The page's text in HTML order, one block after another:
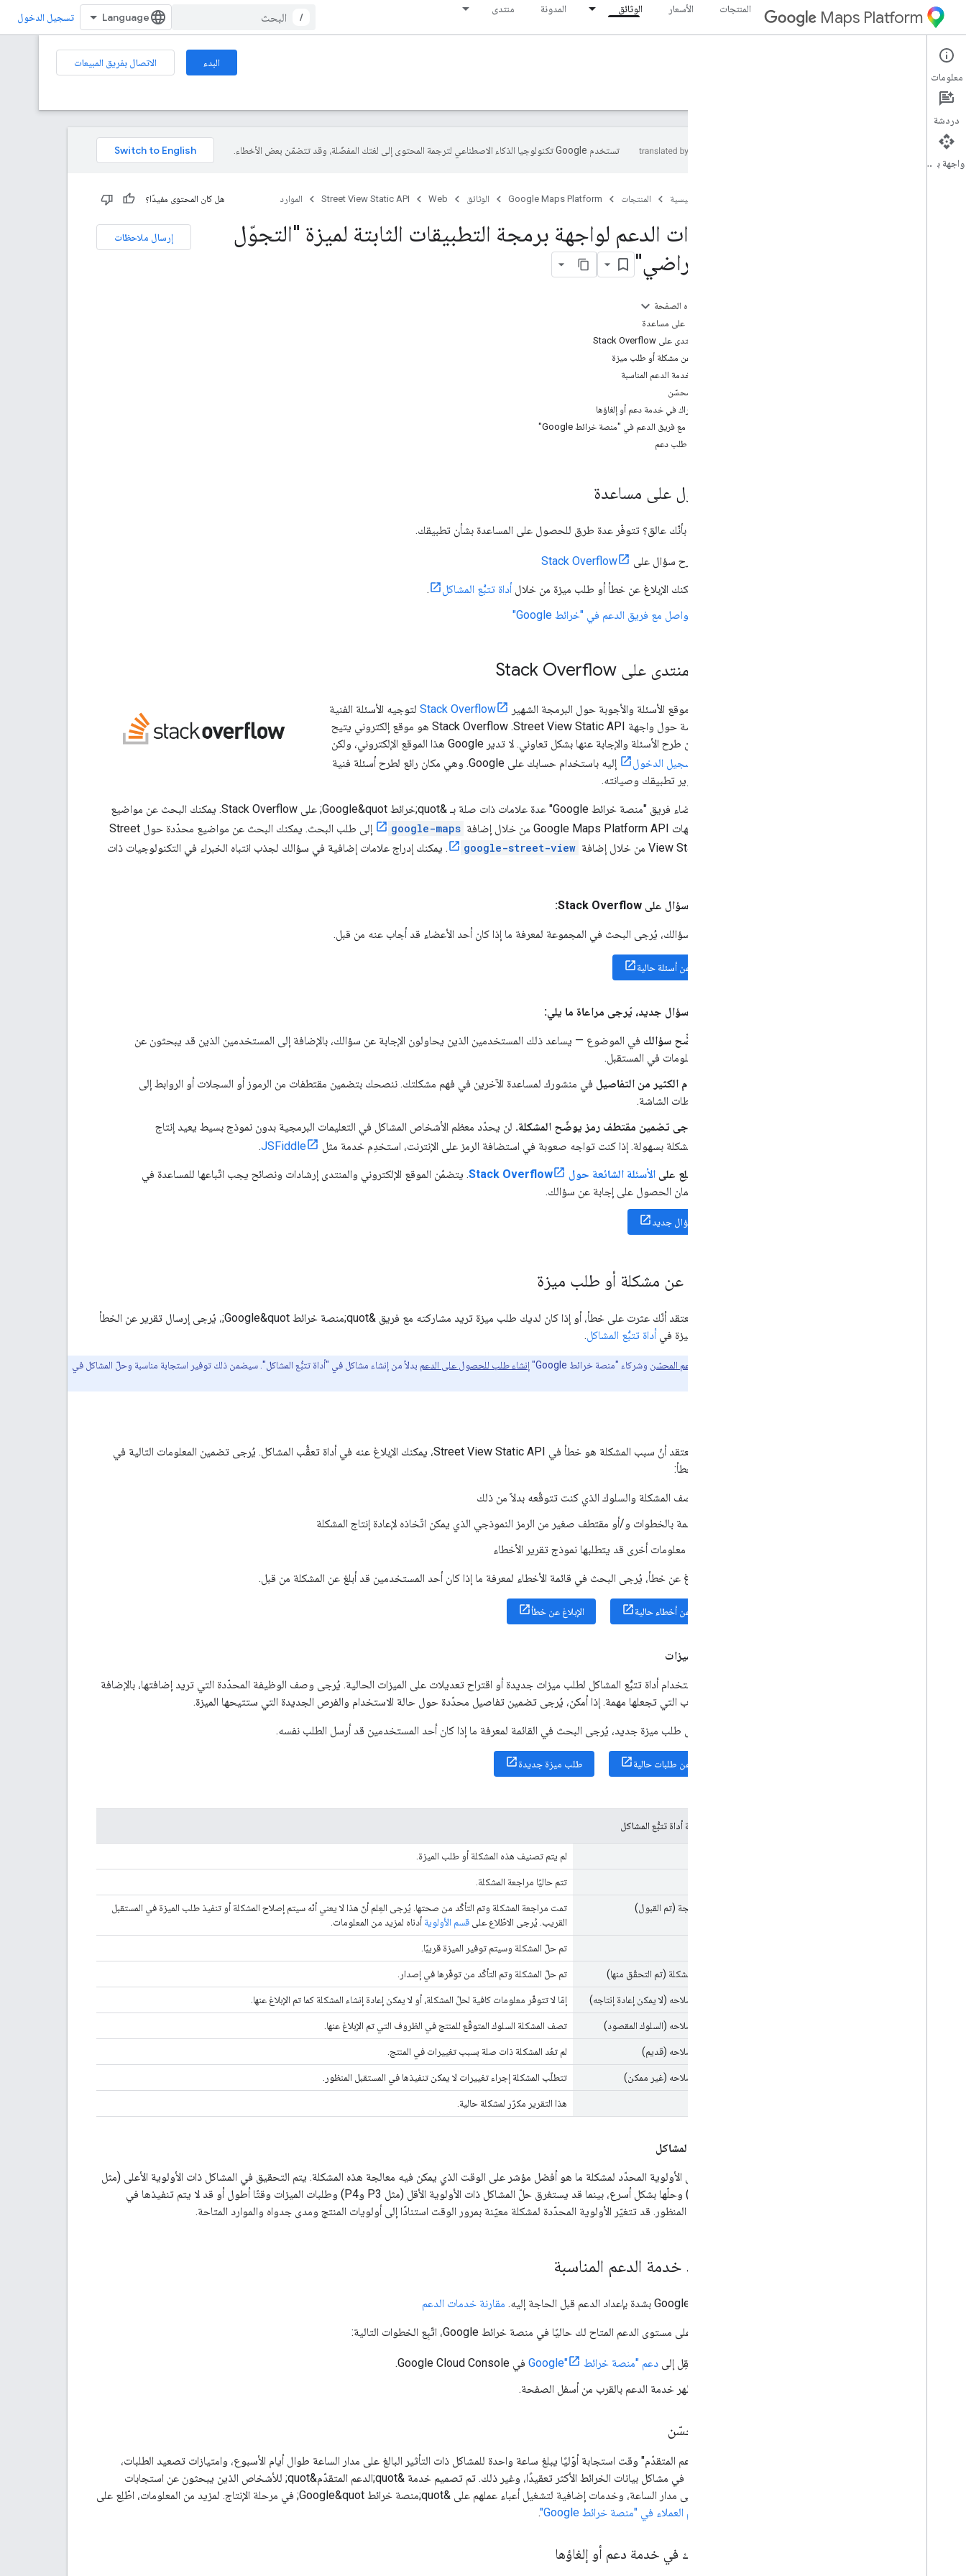
Maps Platform المنتجات الأسعار الوثائق المدونة منتدى
/ تسجيل الدخول
Web البدء
الاتصال بفريق المبيعات
الأدلة
تستخدم Google تكنولوجيا الذكاء الاصطناعي لترجمة المحتوى إلى لغتك المفضّلة، وقد تتضمّن بعض الأخطاء.
الصفحة الرئيسية المنتجات Google Maps Platform الوثائق Web
Street View Static API الموارد هل كان المحتوى مفيدًا؟
إرسال ملاحظات
خيارات الدعم لواجهة برمجة التطبيقات الثابتة لميزة "التجوّل
الافتراضي"
على هذه الصفحة
الحصول على مساعدة
دعم المنتدى على Stack Overflow
الإبلاغ عن مشكلة أو طلب ميزة
تحديد خدمة الدعم المناسبة
دعم محسّن
الاشتراك في خدمة دعم أو إلغاؤها
التواصل مع فريق الدعم في "منصة خرائط Google"
إنشاء طلب دعم
الحصول على مساعدة
هل تشعر بأنّك عالق؟ تتوفّر عدة طرق للحصول على المساعدة بشأن تطبيقك.
طرح سؤال على Stack Overflow
يمكنك الإبلاغ عن خطأ أو طلب ميزة من خلالأداة تتبُّع المشاكل
.
التواصل مع فريق الدعم في "خرائط Google"
دعم المنتدى على Stack Overflow
نستخدم موقع الأسئلة والأجوبة حول البرمجة الشهير Stack Overflow لتوجيه الأسئلة الفنية
المتخصصة حول واجهة Street View Static API. ‫Stack Overflow هو موقع إلكتروني يتيح
للمبرمجين طرح الأسئلة والإجابة عنها بشكل تعاوني. لا تدير Google هذا الموقع الإلكتروني، ولكن
تسجيل الدخول
إليه باستخدام حسابك على Google. وهي مكان رائع لطرح أسئلة فنية
حول تطوير تطبيقك وصيانته.
يراقب أعضاء فريق "منصة خرائط Google" عدة علامات ذات صلة بـ &quot;خرائط Google&quot; على Stack Overflow. يمكنك البحث عن مواضيع
حول واجهات Google Maps Platform API من خلال إضافة
google-maps
إلى طلب البحث. يمكنك البحث عن مواضيع محدّدة حول Street
View Static API من خلال إضافة
google-street-view
. يمكنك إدراج علامات إضافية في سؤالك لجذب انتباه الخبراء في التكنولوجيات ذات
قبل نشر سؤال على Stack Overflow:
قبل نشر سؤالك، يُرجى البحث في المجموعة لمعرفة ما إذا كان أحد الأعضاء قد أجاب عنه من قبل.
البحث عن أسئلة حالية
عند نشر سؤال جديد، يُرجى مراعاة ما يلي:
وضِّح سؤالك في الموضوع — يساعد ذلك المستخدمين الذين يحاولون الإجابة عن سؤالك، بالإضافة إلى المستخدمين الذين قد يبحثون عن
معلومات في المستقبل.
قدِّم الكثير من التفاصيل في منشورك لمساعدة الآخرين في فهم مشكلتك. ننصحك بتضمين مقتطفات من الرموز أو السجلات أو الروابط إلى
لقطات الشاشة.
يُرجى تضمين مقتطف رمز يوضّح المشكلة. لن يحدّد معظم الأشخاص المشاكل في التعليمات البرمجية بدون نموذج بسيط يعيد إنتاج
المشكلة بسهولة. إذا كنت تواجه صعوبة في استضافة الرمز على الإنترنت، استخدِم خدمة مثل
JSFiddle
.
اطّلِع على الأسئلة الشائعة حول Stack Overflow
. يتضمّن الموقع الإلكتروني والمنتدى إرشادات ونصائح يجب اتّباعها للمساعدة في
ضمان الحصول على إجابة عن سؤالك.
طرح سؤال جديد
الإبلاغ عن مشكلة أو طلب ميزة
إذا كنت تعتقد أنّك عثرت على خطأ، أو إذا كان لديك طلب ميزة تريد مشاركته مع فريق &quot;منصة خرائط Google&quot;، يُرجى إرسال تقرير عن الخطأ
أو طلب ميزة فيأداة تتبُّع المشاكل.
الدعم المحسّن وشركاء "منصة خرائط Google" إنشاء طلب للحصول على الدعم بدلاً من إنشاء مشاكل في "أداة تتبُّع المشاكل". سيضمن ذلك توفير استجابة مناسبة وحلّ المشاكل في
إذا كنت تعتقد أنّ سبب المشكلة هو خطأ في Street View Static API، يمكنك الإبلاغ عنه في أداة تعقُّب المشاكل. يُرجى تضمين المعلومات التالية في
وصف الخطأ:
وصف المشكلة والسلوك الذي كنت تتوقّعه بدلاً من ذلك
قائمة بالخطوات و/أو مقتطف صغير من الرمز النموذجي الذي يمكن اتّخاذه لإعادة إنتاج المشكلة
أي معلومات أخرى قد يتطلبها نموذج تقرير الأخطاء
قبل الإبلاغ عن خطأ، يُرجى البحث في قائمة الأخطاء لمعرفة ما إذا كان أحد المستخدمين قد أبلغ عن المشكلة من قبل.
البحث عن أخطاء حالية الإبلاغ عن خطأ
طلبات الميزات
يمكنك استخدام أداة تتبُّع المشاكل لطلب ميزات جديدة أو اقتراح تعديلات على الميزات الحالية. يُرجى وصف الوظيفة المحدّدة التي تريد إضافتها، بالإضافة
إلى الأسباب التي تجعلها مهمة. إذا أمكن، يُرجى تضمين تفاصيل محدّدة حول حالة الاستخدام والفرص الجديدة التي ستتيحها الميزة.
قبل إرسال طلب ميزة جديد، يُرجى البحث في القائمة لمعرفة ما إذا كان أحد المستخدمين قد أرسل الطلب نفسه.
البحث عن طلبات حالية طلب ميزة جديدة
رموز حالة أداة تتبُّع المشاكل
لم يتم تصنيف هذه المشكلة أو طلب الميزة.
تتم حاليًا مراجعة المشكلة.
قيد المعالجة (تم القبول)
تمت مراجعة المشكلة وتم التأكّد من صحتها. يُرجى العِلم أنّ هذا لا يعني أنّه سيتم إصلاح المشكلة أو تنفيذ طلب الميزة في المستقبل
القريب. يُرجى الاطّلاع على قسم الأولوية أدناه لمزيد من المعلومات.
تم حلّ المشكلة وسيتم توفير الميزة قريبًا.
تم حلّ المشكلة (تم التحقّق منها) تم حلّ المشكلة وتم التأكّد من توفّرها في إصدار.
لن يتم إصلاحه (لا يمكن إعادة إنتاجه) إمّا لا تتوفّر معلومات كافية لحلّ المشكلة، أو لا يمكن إعادة إنشاء المشكلة كما تم الإبلاغ عنها.
لن يتم إصلاحه (السلوك المقصود) تصف المشكلة السلوك المتوقّع للمنتج في الظروف التي تم الإبلاغ عنها.
لن يتم إصلاحه (قديم) لم تعُد المشكلة ذات صلة بسبب تغييرات في المنتج.
لن يتم إصلاحه (غير ممكن) تتطلّب المشكلة إجراء تغييرات لا يمكن تنفيذها في المستقبل المنظور.
هذا التقرير مكرّر لمشكلة حالية.
أولويات المشاكل
إنّ مستوى الأولوية المحدّد لمشكلة ما هو أفضل مؤشر على الوقت الذي يمكن فيه معالجة هذه المشكلة. يتم التحقيق في المشاكل ذات الأولوية الأعلى (مثل
P1 وP2) وحلّها بشكل أسرع، بينما قد يستغرق حلّ المشاكل ذات الأولوية الأقل (مثل P3 وP4) وطلبات الميزات وقتًا أطول أو قد لا يتم تنفيذها في
المستقبل المنظور. قد تتغيّر الأولوية المحدّدة لمشكلة معيّنة بمرور الوقت استنادًا إلى أولويات المنتج ومدى جدواه والموارد المتاحة.
تحديد خدمة الدعم المناسبة
مقارنة خدمات الدعم
للاطّلاع على مستوى الدعم المتاح لك حاليًا في منصة خرائط Google، اتّبِع الخطوات التالية:
انتقِل إلى دعم "منصة خرائط Google"
في Google Cloud Console.
تظهر خدمة الدعم بالقرب من أسفل الصفحة.
دعم محسّن
يوفّر "الدعم المتقدّم" وقت استجابة أوّليًا يبلغ ساعة واحدة للمشاكل ذات التأثير البالغ على مدار الساعة طوال أيام الأسبوع، وامتيازات تصعيد الطلبات،
والتحقيق في مشاكل بيانات الخرائط الأكثر تعقيدًا، وغير ذلك. تم تصميم خدمة &quot;الدعم المتقدّم&quot; للأشخاص الذين يبحثون عن استجابات
سريعة على مدار الساعة، وخدمات إضافية لتشغيل أعباء عملهم على &quot;منصة خرائط Google&quot; في مرحلة الإنتاج. لمزيد من المعلومات، اطّلِع على
فريق دعم العملاء في "منصة خرائط Google"
.
الاشتراك في خدمة دعم أو إلغاؤها
معلومات
دردشة
واجهة برمجة التطبيقات